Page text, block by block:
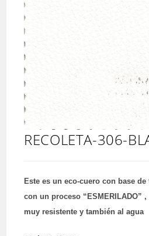
RECOLETA-306-
Este es un eco-cuero con base
con un proceso “ESMERILADO”
muy resistente y también al agua